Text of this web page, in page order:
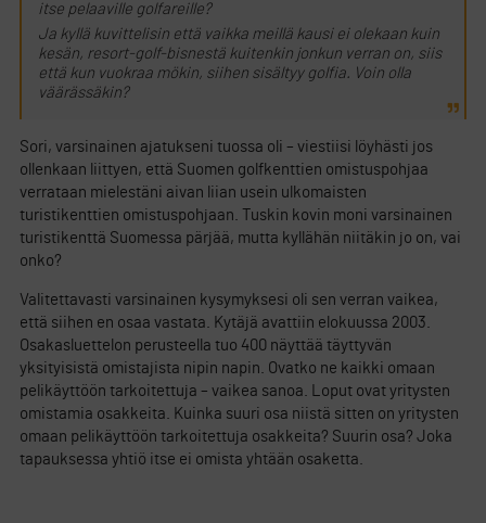
itse pelaaville golfareille?
Ja kyllä kuvittelisin että vaikka meillä kausi ei olekaan kuin
kesän, resort-golf-bisnestä kuitenkin jonkun verran on, siis
että kun vuokraa mökin, siihen sisältyy golfia. Voin olla
väärässäkin?
Sori, varsinainen ajatukseni tuossa oli – viestiisi löyhästi jos
ollenkaan liittyen, että Suomen golfkenttien omistuspohjaa
verrataan mielestäni aivan liian usein ulkomaisten
turistikenttien omistuspohjaan. Tuskin kovin moni varsinainen
turistikenttä Suomessa pärjää, mutta kyllähän niitäkin jo on, vai
onko?
Valitettavasti varsinainen kysymyksesi oli sen verran vaikea,
että siihen en osaa vastata. Kytäjä avattiin elokuussa 2003.
Osakasluettelon perusteella tuo 400 näyttää täyttyvän
yksityisistä omistajista nipin napin. Ovatko ne kaikki omaan
pelikäyttöön tarkoitettuja – vaikea sanoa. Loput ovat yritysten
omistamia osakkeita. Kuinka suuri osa niistä sitten on yritysten
omaan pelikäyttöön tarkoitettuja osakkeita? Suurin osa? Joka
tapauksessa yhtiö itse ei omista yhtään osaketta.